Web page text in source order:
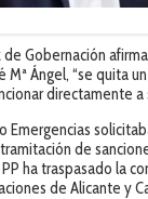
Gobernación
Mª Ángel, “se quita
directamente a
de
ha traspasado la
de Alicante y